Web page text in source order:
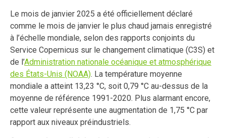
Le mois de janvier 2025 a été officiellement déclaré
comme le mois de janvier le plus chaud jamais enregistré
à l’échelle mondiale, selon des rapports conjoints du
Service Copernicus sur le changement climatique (C3S) et
de l’Administration nationale océanique et atmosphérique
des États-Unis (NOAA). La température moyenne
mondiale a atteint 13,23 °C, soit 0,79 °C au-dessus de la
moyenne de référence 1991-2020. Plus alarmant encore,
cette valeur représente une augmentation de 1,75 °C par
rapport aux niveaux préindustriels.